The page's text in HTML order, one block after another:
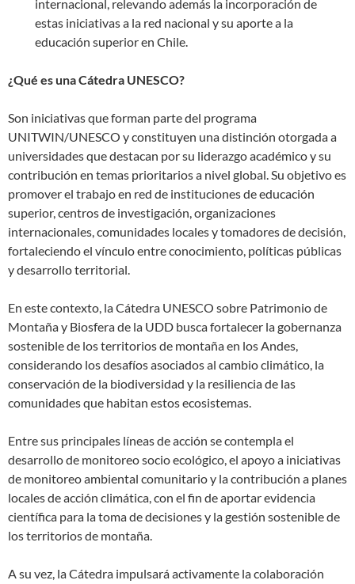
internacional, relevando además la incorporación de
estas iniciativas a la red nacional y su aporte a la
educación superior en Chile.
¿Qué es una Cátedra UNESCO?
Son iniciativas que forman parte del programa
UNITWIN/UNESCO y constituyen una distinción otorgada a
universidades que destacan por su liderazgo académico y su
contribución en temas prioritarios a nivel global. Su objetivo es
promover el trabajo en red de instituciones de educación
superior, centros de investigación, organizaciones
internacionales, comunidades locales y tomadores de decisión,
fortaleciendo el vínculo entre conocimiento, políticas públicas
y desarrollo territorial.
En este contexto, la Cátedra UNESCO sobre Patrimonio de
Montaña y Biosfera de la UDD busca fortalecer la gobernanza
sostenible de los territorios de montaña en los Andes,
considerando los desafíos asociados al cambio climático, la
conservación de la biodiversidad y la resiliencia de las
comunidades que habitan estos ecosistemas.
Entre sus principales líneas de acción se contempla el
desarrollo de monitoreo socio ecológico, el apoyo a iniciativas
de monitoreo ambiental comunitario y la contribución a planes
locales de acción climática, con el fin de aportar evidencia
científica para la toma de decisiones y la gestión sostenible de
los territorios de montaña.
A su vez, la Cátedra impulsará activamente la colaboración